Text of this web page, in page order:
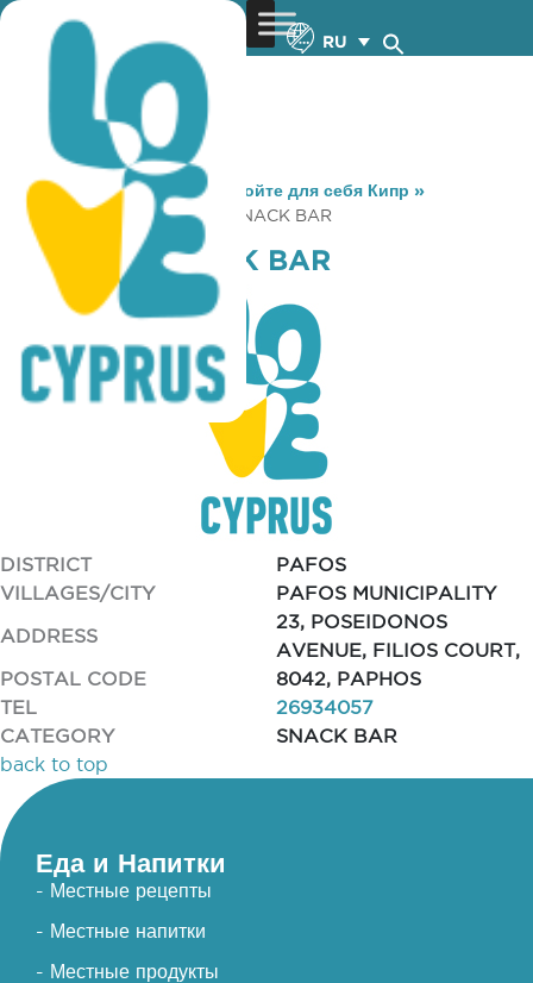
RU
You are here: Home »Откройте для себя Кипр »
Gastronomy
» THE NEST SNACK BAR
THE NEST SNACK BAR
DISTRICT
PAFOS
VILLAGES/CITY
PAFOS MUNICIPALITY
ADDRESS
23, POSEIDONOS
AVENUE, FILIOS COURT,
POSTAL CODE
8042, PAPHOS
TEL
26934057
CATEGORY
SNACK BAR
back to top
Еда и Напитки
- Местные рецепты
- Местные напитки
- Местные продукты